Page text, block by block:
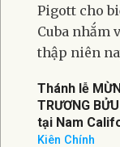
Pigott cho
Cuba nhắm
thập niên
Thánh lễ
TRƯƠNG
tại Nam
Kiên Chính